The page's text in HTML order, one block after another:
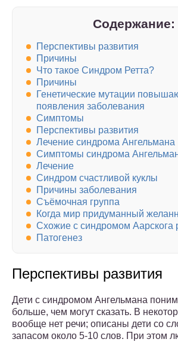
Содержание:
Перспективы развития
Причины
Что такое Синдром Ретта?
Причины
Генетические мутации
появления заболевания
Симптомы
Перспективы развития
Лечение синдрома Ангельмана
Симптомы синдрома
Лечение
Синдром счастливой куклы
Причины заболевания
Съёмочная группа
Когда мир придуманный
Схожие с синдромом Аарскога
Патогенез
Перспективы развития
Дети с синдромом Ангельмана
больше, чем могут сказать. В
вообще нет речи; описаны дети со
запасом около 5-10 слов. При этом